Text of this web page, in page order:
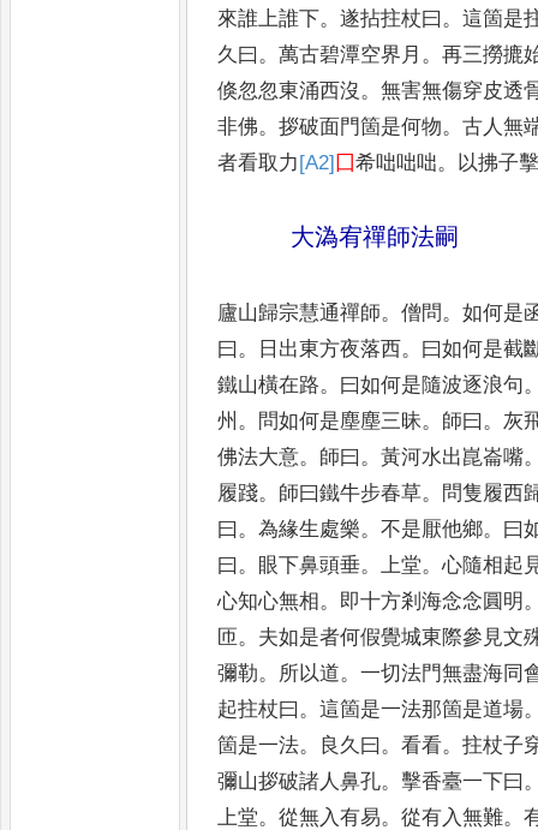
來誰上誰下。遂拈拄杖曰 。這箇是
久曰 。萬古碧潭空界月 。再三撈摝
倏忽忽東涌西沒 。無害無傷穿皮透
非佛。拶破面門箇是何物。古人無
者看取力[A2] 囗希咄咄咄。 以拂子
大溈宥禪師法嗣
廬山歸宗慧通禪師。僧問。如何是
曰。 日出東方夜落西。 曰如何是截
鐵山橫在路。 曰如何是隨波逐浪句
州 。 問如何是塵塵三昧。 師曰。 灰
佛法大意。 師曰。黃河水出崑崙嘴
履踐。 師曰鐵牛步春草。
問隻履西
曰。為緣生處樂。不是厭他鄉。 曰
曰。 眼下鼻頭垂。上堂。心隨相起
心知心無相。 即十方剎海念念圓明
匝。 夫如是者何假覺城東際參 見文
彌勒。 所以道。一切法門無盡海同
起拄杖曰。這箇是一法那箇是道場
箇是一法。 良久曰。看看。拄杖子
彌山拶破諸人鼻孔。 擊香臺一下曰
上堂。從無入有易。從有入無難。